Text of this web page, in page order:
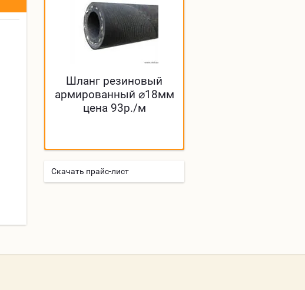
Шланг резиновый
армированный ⌀18мм
цена 93р./м
Скачать прайс-лист